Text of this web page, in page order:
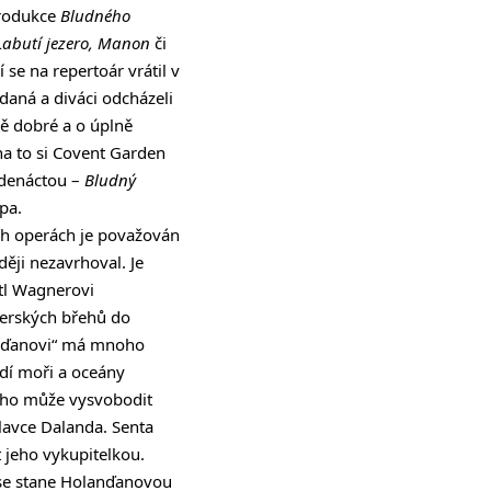
Bludného
jezero, Manon či
na repertoár vrátil v
a diváci odcházeli
dobré a o úplně
to si Covent Garden
– Bludný
operách je považován
nezavrhoval. Je
Wagnerovi
břehů do
má mnoho
moři a oceány
může vysvobodit
Dalanda. Senta
jeho vykupitelkou.
stane Holanďanovou